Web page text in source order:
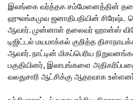
இலங்கை வர்த்தக சம்மேளனத்தின்
ஹுலங்கமுவ ஜனாதிபதியின்
ஆவார். முன்னாள் தலைவர் ஹான்ஸ்
டிஜிட்டல் மயமாக்கல் குறித்த
ஆவார். நாட்டின் மிகப்பெரிய
பகுதியினர், இலாபங்களை அதிகரிப்பதை
வலதுசாரி ஆட்சிக்கு ஆதரவாக